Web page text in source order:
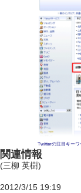
Twitterの注目キーワ
関連情報
(三柳 英樹)
2012/3/15 19:19